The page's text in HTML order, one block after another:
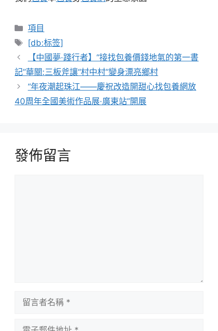
分
類
項目
標
籤
[db:标签]
【中國夢·踐行者】“接找包養價錢地氣的第一書
記”華關:三板斧讓“村中村”變身漂亮鄉村
“年夜潮起珠江——慶祝改造開甜心找包養網放
40周年全國美術作品展·廣東站”開展
發佈留言